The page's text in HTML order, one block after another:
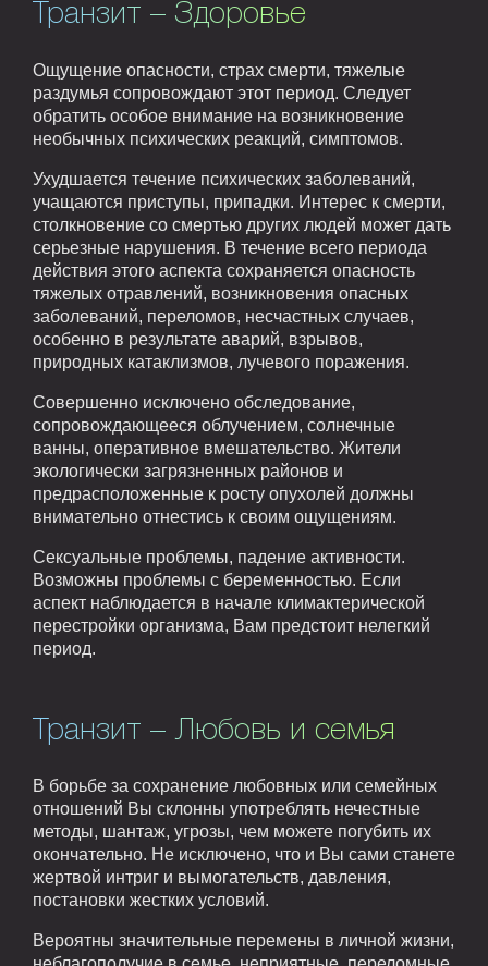
Транзит – Здоровье
Ощущение опасности, страх смерти, тяжелые
раздумья сопровождают этот период. Следует
обратить особое внимание на возникновение
необычных психических реакций, симптомов.
Ухудшается течение психических заболеваний,
учащаются приступы, припадки. Интерес к смерти,
столкновение со смертью других людей может дать
серьезные нарушения. В течение всего периода
действия этого аспекта сохраняется опасность
тяжелых отравлений, возникновения опасных
заболеваний, переломов, несчастных случаев,
особенно в результате аварий, взрывов,
природных катаклизмов, лучевого поражения.
Совершенно исключено обследование,
сопровождающееся облучением, солнечные
ванны, оперативное вмешательство. Жители
экологически загрязненных районов и
предрасположенные к росту опухолей должны
внимательно отнестись к своим ощущениям.
Сексуальные проблемы, падение активности.
Возможны проблемы с беременностью. Если
аспект наблюдается в начале климактерической
перестройки организма, Вам предстоит нелегкий
период.
Транзит – Любовь и семья
В борьбе за сохранение любовных или семейных
отношений Вы склонны употреблять нечестные
методы, шантаж, угрозы, чем можете погубить их
окончательно. Не исключено, что и Вы сами станете
жертвой интриг и вымогательств, давления,
постановки жестких условий.
Вероятны значительные перемены в личной жизни,